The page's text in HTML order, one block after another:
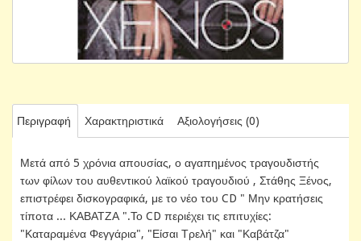
Περιγραφή Χαρακτηριστικά Αξιολογήσεις (0)
Μετά από 5 χρόνια απουσίας, ο αγαπημένος τραγουδιστής
των φίλων του αυθεντικού λαϊκού τραγουδιού , Στάθης Ξένος,
επιστρέφει δισκογραφικά, με το νέο του CD " Μην κρατήσεις
τίποτα ... ΚΑΒΑΤΖΑ ".Το CD περιέχει τις επιτυχίες:
"Καταραμένα Φεγγάρια", "Είσαι Τρελή" και "Καβάτζα"